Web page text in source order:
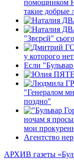
помощником
такие добрые
"Звєрєй"
у которого
Если
"Генералом
поздно"
ночам я
мои
Агентство
АРХИВ газеты